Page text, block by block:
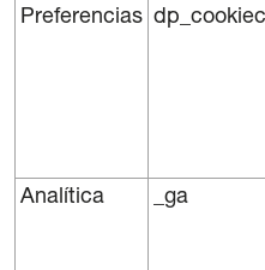
Preferencias
Analítica _ga